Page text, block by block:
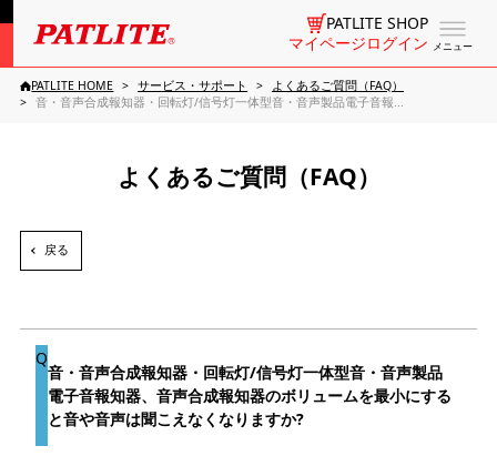
メニュー
PATLITE SHOP
マイページログイン
PATLITE HOME サービス・サポート
よくあるご質問（FAQ）
音・音声合成報知器・回転灯/信号灯一体型音・音声製品電子音報...
よくあるご質問（FAQ）
戻る
音・音声合成報知器・回転灯/信号灯一体型音・音声製品
電子音報知器、音声合成報知器のボリュームを最小にする
と音や音声は聞こえなくなりますか?